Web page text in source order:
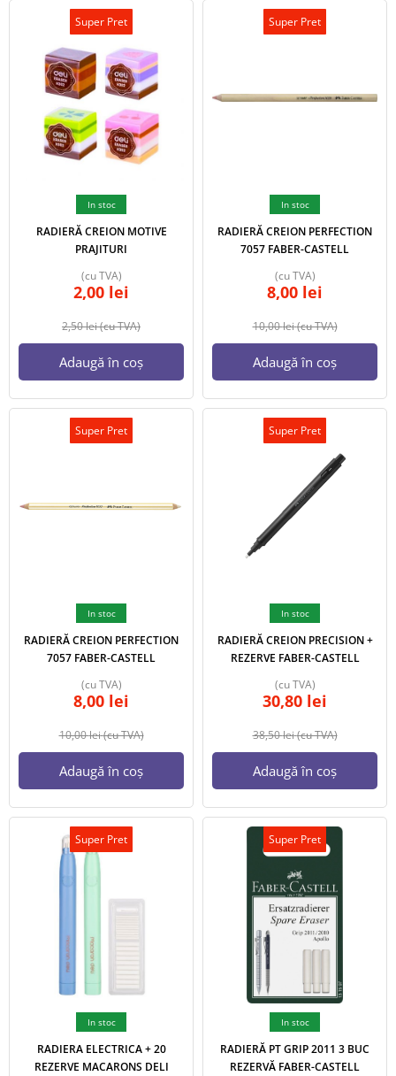
Super Pret
In stoc
RADIERĂ CREION MOTIVE
PRAJITURI
2,50lei(cu TVA)
2,00 lei
(cu TVA)
Adaugă în coș
Super Pret
In stoc
RADIERĂ CREION PERFECTION
7057 FABER-CASTELL
10,00lei(cu TVA)
8,00 lei
(cu TVA)
Adaugă în coș
Super Pret
In stoc
RADIERĂ CREION PERFECTION
7057 FABER-CASTELL
10,00lei(cu TVA)
8,00 lei
(cu TVA)
Adaugă în coș
Super Pret
In stoc
RADIERĂ CREION PRECISION +
REZERVE FABER-CASTELL
38,50lei(cu TVA)
30,80 lei
(cu TVA)
Adaugă în coș
Super Pret
In stoc
RADIERA ELECTRICA + 20
REZERVE MACARONS DELI
Super Pret
In stoc
RADIERĂ PT GRIP 2011 3 BUC
REZERVĂ FABER-CASTELL